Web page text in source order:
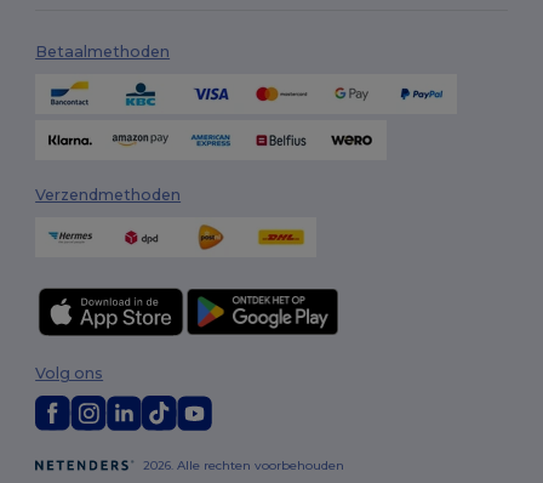
Betaalmethoden
Verzendmethoden
2026. Alle rechten voorbehouden
Volg ons